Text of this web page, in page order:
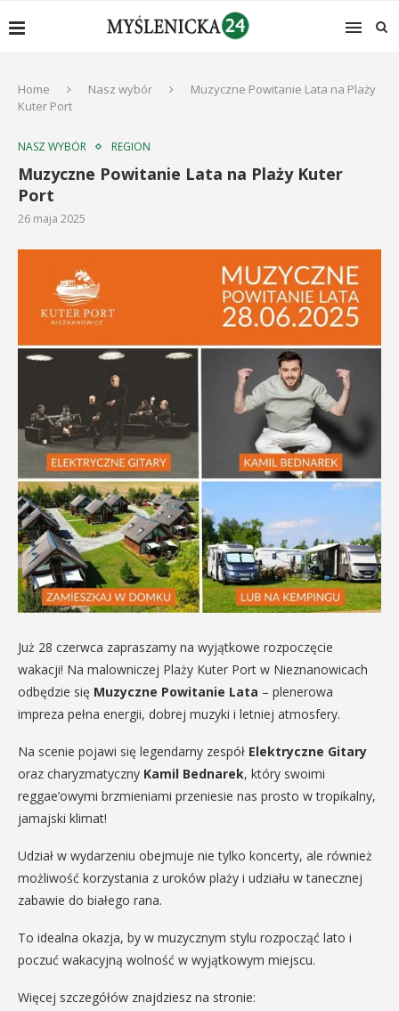
Home Nasz wybór
Muzyczne Powitanie Lata na Plaży
Kuter Port
NASZ WYBÓR REGION
Muzyczne Powitanie Lata na Plaży Kuter
Port
26 maja 2025
Już 28 czerwca zapraszamy na wyjątkowe rozpoczęcie
wakacji! Na malowniczej Plaży Kuter Port w Nieznanowicach
odbędzie się Muzyczne Powitanie Lata – plenerowa
impreza pełna energii, dobrej muzyki i letniej atmosfery.
Na scenie pojawi się legendarny zespół Elektryczne Gitary
oraz charyzmatyczny Kamil Bednarek, który swoimi
reggae’owymi brzmieniami przeniesie nas prosto w tropikalny,
jamajski klimat!
Udział w wydarzeniu obejmuje nie tylko koncerty, ale również
możliwość korzystania z uroków plaży i udziału w tanecznej
zabawie do białego rana.
To idealna okazja, by w muzycznym stylu rozpocząć lato i
poczuć wakacyjną wolność w wyjątkowym miejscu.
Więcej szczegółów znajdziesz na stronie: